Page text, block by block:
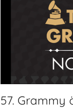
57. Grammy